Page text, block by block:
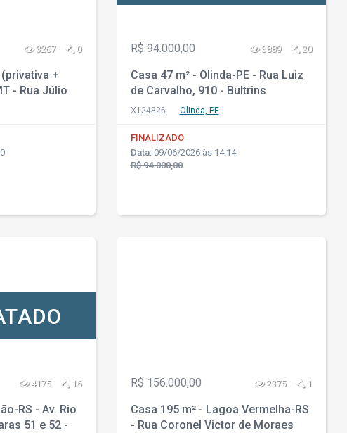
3267 0
+
- Rua Júlio
21 -
R$ 94.000,00 3889 20
Casa 47 m² - Olinda-PE - Rua Luiz
de Carvalho, 910 - Bultrins
X124826 Olinda, PE
FINALIZADO
Data:09/06/2026 às 14:14
R$ 94.000,00
4175 16
RS - Av. Rio
51 e 52 -
R$ 156.000,00 2375 1
Casa 195 m² - Lagoa Vermelha-RS
- Rua Coronel Victor de Moraes